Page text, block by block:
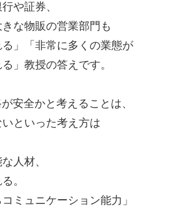
や証券、
な物販の営業部門も
」「非常に多くの業態が
」教授の答えです。
安全かと考えることは、
といった考え方は
人材、
。
ミュニケーション能力」